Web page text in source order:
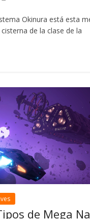
Okinura está esta
de la clase de la
de Mega